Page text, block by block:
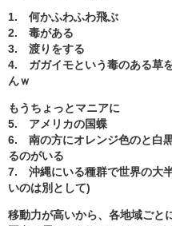
1. 何かふわふわ飛ぶ
2. 毒がある
3. 渡りをする
4. ガガイモという毒のある草
んｗ
もうちょっとマニアに
5. アメリカの国蝶
6. 南の方にオレンジ色のと白
るのがいる
7. 沖縄にいる種群で世界の大
いのは別として)
移動力が高いから、各地域ごと